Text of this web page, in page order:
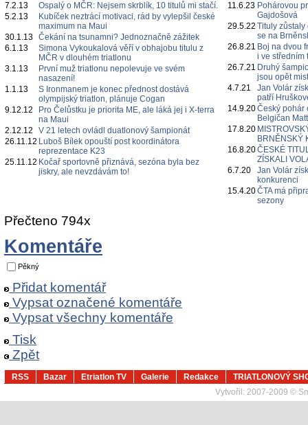
7.2.13
Ospalý o MČR: Nejsem skrblík, 10 titulů mi stačí.
5.2.13
Kubíček neztrácí motivaci, rád by vylepšil české
maximum na Maui
30.1.13 Čekání na tsunamni? Jednoznačně zážitek
6.1.13
Simona Vykoukalová věří v obhajobu titulu z
MČR v dlouhém triatlonu
3.1.13
První muž triatlonu nepolevuje ve svém
nasazení!
1.1.13
S Ironmanem je konec přednost dostává
olympijský triatlon, plánuje Cogan
9.12.12
Pro Čelůstku je priorita ME, ale láká jej i X-terra
na Maui
2.12.12
V 21 letech ovládl duatlonový šampionát
26.11.12 Luboš Bílek opouští post koordinátora
reprezentace K23
25.11.12 Kočař sportovně přiznává, sezóna byla bez
jiskry, ale nevzdávám to!
11.6.23 Pohárovou
Gajdošová
29.5.22 Tituly zůstaly
se na
26.8.21 Boj na dvou
i ve středním
26.7.21 Druhý
jsou opět
4.7.21
Jan Volár
patří
14.9.20Český pohár
Belgičan
17.8.20
BRNĚNSKÝ
16.8.20ČESKÉ
ZÍSKALI
6.7.20
Jan Volár
konkurenci
15.4.20ČTA má
sezony
Přečteno 794x
Komentáře
Pěkný
Přidat komentář
Vypsat označené komentáře
Vypsat všechny komentáře
Tisk
Zpět
RSS Bazar Etriatlon TV Galerie Redakce
TRIATLONOVÝ
Vytvořil: 2007-2009 ©